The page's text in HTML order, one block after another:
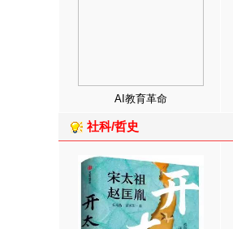
AI教育革命
社科/哲史